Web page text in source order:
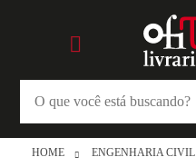
HOME
ENGENHARIA CIVIL